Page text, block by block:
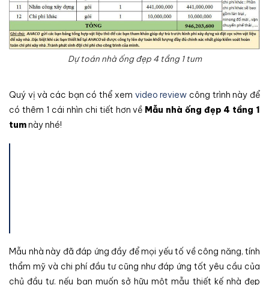
Dự toán nhà ống đẹp 4 tầng 1 tum
Quý vị và các bạn có thể xem video review công trình này để
có thêm 1 cái nhìn chi tiết hơn về Mẫu nhà ống đẹp 4 tầng 1
tumnày nhé!
Mẫu nhà này đã đáp ứng đầy để mọi yếu tố về công năng, tính
thẩm mỹ và chi phí đầu tư cũng như đáp ứng tốt yêu cầu của
chủ đầu tư. nếu bạn muốn sở hữu một mẫu thiết kế nhà đẹp